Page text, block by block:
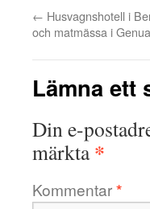
← Husvagnshotell i
och matmässa i Genua
Lämna ett
Din e-
märkta*
Kommentar*